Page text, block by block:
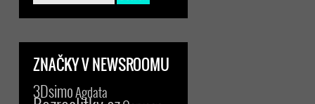
ZNAČKY V NEWSROOMU
3DsimoAgdata